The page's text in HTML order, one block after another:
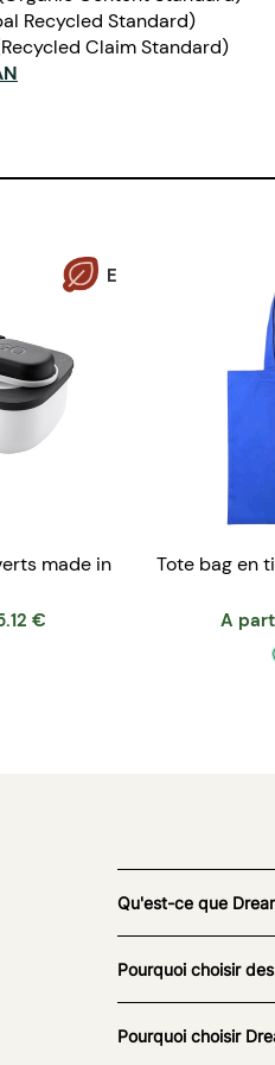
Recycled Standard)
Claim Standard)
E
made in
€
Tote bag en
A
Qu'est-ce que
Pourquoi choisir
Pourquoi choisir